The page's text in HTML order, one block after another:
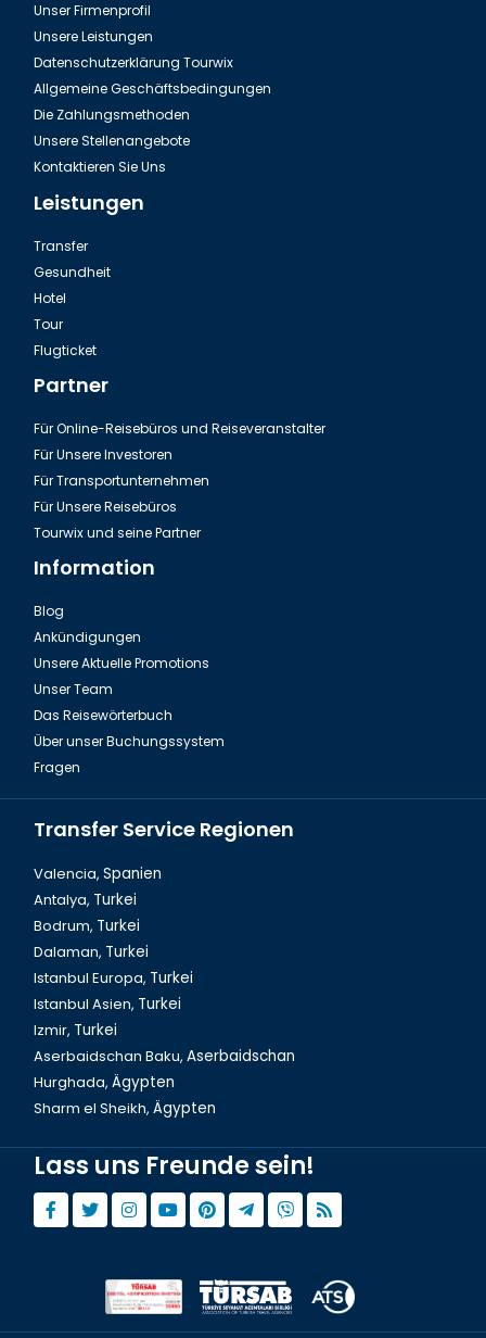
Aserbaidschan Baku, Das Klima
In Aserbaidschan kennt jeder Sheki Pitisi
Unser Firmenprofil
Unsere Leistungen
Datenschutzerklärung Tourwix
Allgemeine Geschäftsbedingungen
Die Zahlungsmethoden
Unsere Stellenangebote
Kontaktieren Sie Uns
Leistungen
Transfer
Gesundheit
Hotel
Tour
Flugticket
Partner
Für Online-Reisebüros und Reiseveranstalter
Für Unsere Investoren
Für Transportunternehmen
Für Unsere Reisebüros
Tourwix und seine Partner
Information
Blog
Ankündigungen
Unsere Aktuelle Promotions
Unser Team
Das Reisewörterbuch
Über unser Buchungssystem
Fragen
Transfer Service Regionen
Valencia, Spanien
Antalya, Turkei
Bodrum, Turkei
Dalaman, Turkei
Istanbul Europa, Turkei
Istanbul Asien, Turkei
Izmir, Turkei
Aserbaidschan Baku, Aserbaidschan
Hurghada, Ägypten
Sharm el Sheikh, Ägypten
Lass uns Freunde sein!